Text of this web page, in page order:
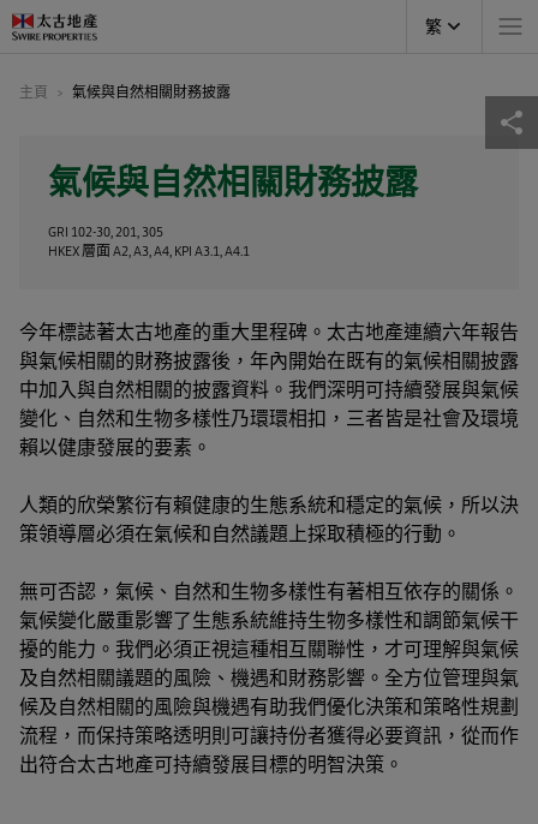
繁
主頁 氣候與自然相關財務披露
氣候與自然相關財務披露
GRI 102-30, 201, 305
HKEX 層面 A2, A3, A4, KPI A3.1, A4.1
今年標誌著太古地產的重大里程碑。太古地產連續六年報告
與氣候相關的財務披露後，年內開始在既有的氣候相關披露
中加入與自然相關的披露資料。我們深明可持續發展與氣候
變化、自然和生物多樣性乃環環相扣，三者皆是社會及環境
賴以健康發展的要素。
人類的欣榮繁衍有賴健康的生態系統和穩定的氣候，所以決
策領導層必須在氣候和自然議題上採取積極的行動。
無可否認，氣候、自然和生物多樣性有著相互依存的關係。
氣候變化嚴重影響了生態系統維持生物多樣性和調節氣候干
擾的能力。我們必須正視這種相互關聯性，才可理解與氣候
及自然相關議題的風險、機遇和財務影響。全方位管理與氣
候及自然相關的風險與機遇有助我們優化決策和策略性規劃
流程，而保持策略透明則可讓持份者獲得必要資訊，從而作
出符合太古地產可持續發展目標的明智決策。